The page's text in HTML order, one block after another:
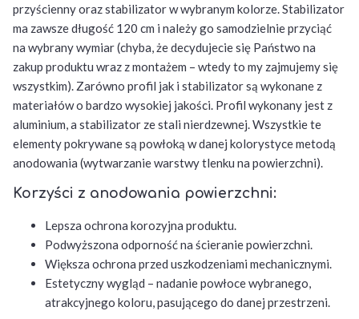
przyścienny oraz stabilizator w wybranym kolorze. Stabilizator
ma zawsze długość 120 cm i należy go samodzielnie przyciąć
na wybrany wymiar (chyba, że decydujecie się Państwo na
zakup produktu wraz z montażem – wtedy to my zajmujemy się
wszystkim). Zarówno profil jak i stabilizator są wykonane z
materiałów o bardzo wysokiej jakości. Profil wykonany jest z
aluminium, a stabilizator ze stali nierdzewnej. Wszystkie te
elementy pokrywane są powłoką w danej kolorystyce metodą
anodowania (wytwarzanie warstwy tlenku na powierzchni).
Korzyści z anodowania powierzchni:
Lepsza ochrona korozyjna produktu.
Podwyższona odporność na ścieranie powierzchni.
Większa ochrona przed uszkodzeniami mechanicznymi.
Estetyczny wygląd – nadanie powłoce wybranego,
atrakcyjnego koloru, pasującego do danej przestrzeni.